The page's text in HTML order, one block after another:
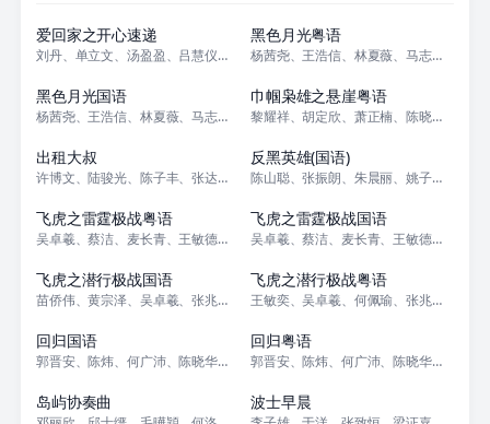
爱回家之开心速递
刘丹、单立文、汤盈盈、吕慧仪、罗乐林、马贯东、苏韵姿、周嘉洛、陈浚霆、吴
黑色月光粤语
杨茜尧、王浩信、林夏薇、马志威、郭锋、尹扬明、黄翠如、杨卓娜、张颕康、何
全25集
黑色月光国语
杨茜尧、王浩信、林夏薇、马志威、郭锋、尹扬明、黄翠如、杨卓娜、张颕康、何
全25集
巾帼枭雄之悬崖粤语
黎耀祥、胡定欣、萧正楠、陈晓华、罗天宇、李成昌、韩马利、康华、谢雪心、海
更新至19集
出租大叔
许博文、陆骏光、陈子丰、张达伦、沈贞巧、邱颂伟
更新至25集
反黑英雄(国语)
陈山聪、张振朗、朱晨丽、姚子羚、袁伟豪、张颕康、黄子恒、林景程、刘佩玥、
全30集
飞虎之雷霆极战粤语
吴卓羲、蔡洁、麦长青、王敏德、姜大卫、林嘉华、杨玉梅、马国明、苗侨伟、余
全30集
飞虎之雷霆极战国语
吴卓羲、蔡洁、麦长青、王敏德、姜大卫、林嘉华、杨玉梅、马国明、苗侨伟、余
全30集
飞虎之潜行极战国语
苗侨伟、黄宗泽、吴卓羲、张兆辉、王敏德、吴岱融、王敏奕、梁竞徽、黄子恒、
全30集
飞虎之潜行极战粤语
王敏奕、吴卓羲、何佩瑜、张兆辉、王敏德、龚慈恩、苗侨伟、高海宁、梁竞徽、
更新至01集
回归国语
郭晋安、陈炜、何广沛、陈晓华、周嘉洛、吴伟豪、戴祖仪、游嘉欣、林正峰、林
更新至01集
回归粤语
郭晋安、陈炜、何广沛、陈晓华、周嘉洛、吴伟豪、戴祖仪、游嘉欣、林正峰、林
更新至15集
岛屿协奏曲
全15集
波士早晨